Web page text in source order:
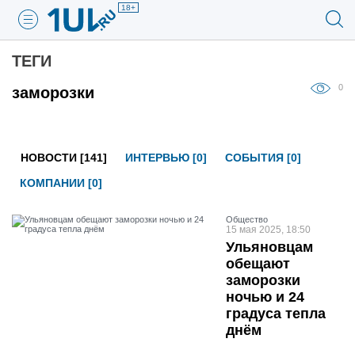
18+
ТЕГИ
заморозки
0
НОВОСТИ [141] ИНТЕРВЬЮ [0]
СОБЫТИЯ [0]
КОМПАНИИ [0]
Общество
15 мая 2025, 18:50
Ульяновцам
обещают
заморозки
ночью и 24
градуса тепла
днём